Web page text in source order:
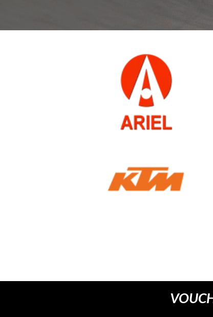
za kierownicą jednego z najszybszych aut na świecie. Jazda